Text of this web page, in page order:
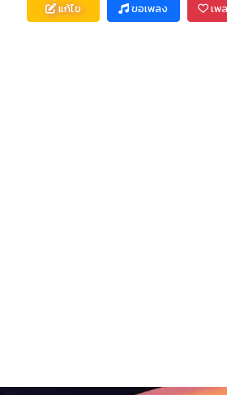
แก้ไข ขอเพลง เพ